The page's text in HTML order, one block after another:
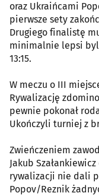
oraz Ukraińcami
pierwsze sety
Drugiego finalistę
minimalnie lepsi
13:15.
W meczu o III
Rywalizację
pewnie pokonał
Ukończyli turniej z
Zwieńczeniem
Jakub
rywalizacji nie dali
Popov/Reznik